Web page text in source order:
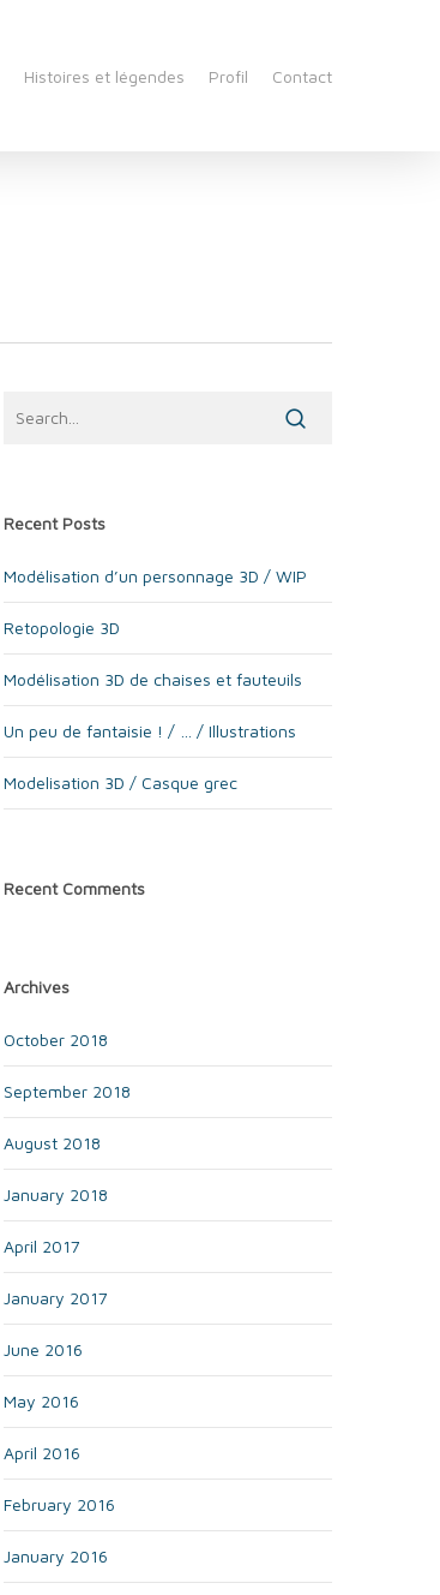
Histoires et légendes Profil Contact
Recent Posts
Modélisation d’un personnage 3D / WIP
Retopologie 3D
Modélisation 3D de chaises et fauteuils
Un peu de fantaisie ! / … / Illustrations
Modelisation 3D / Casque grec
Recent Comments
Archives
October 2018
September 2018
August 2018
January 2018
April 2017
January 2017
June 2016
May 2016
April 2016
February 2016
January 2016